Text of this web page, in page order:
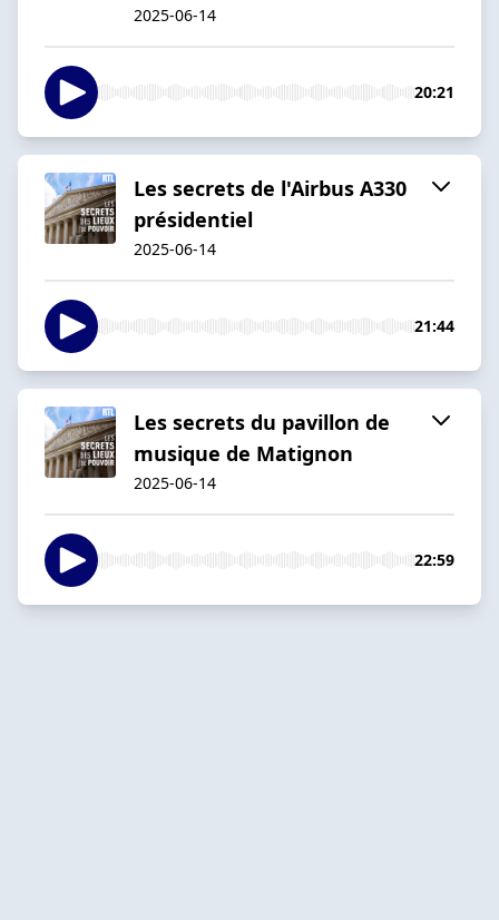
2025-06-14
20:21
Les secrets de l'Airbus A330
présidentiel
2025-06-14
21:44
Les secrets du pavillon de
musique de Matignon
2025-06-14
22:59